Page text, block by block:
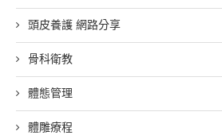
頭皮養護 網路分享
骨科衛教
體態管理
體雕療程